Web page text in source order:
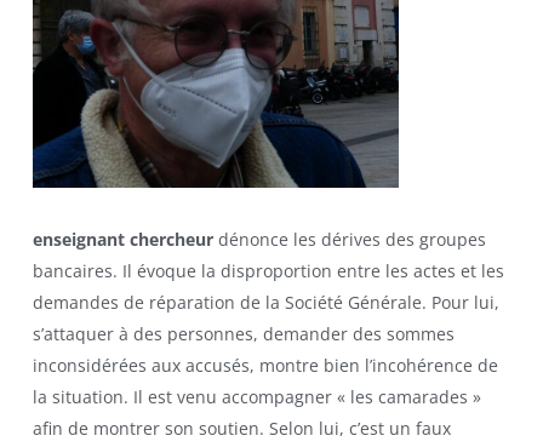
enseignant chercheur dénonce les dérives des groupes
bancaires. Il évoque la disproportion entre les actes et les
demandes de réparation de la Société Générale. Pour lui,
s’attaquer à des personnes, demander des sommes
inconsidérées aux accusés, montre bien l’incohérence de
la situation. Il est venu accompagner « les camarades »
afin de montrer son soutien. Selon lui, c’est un faux